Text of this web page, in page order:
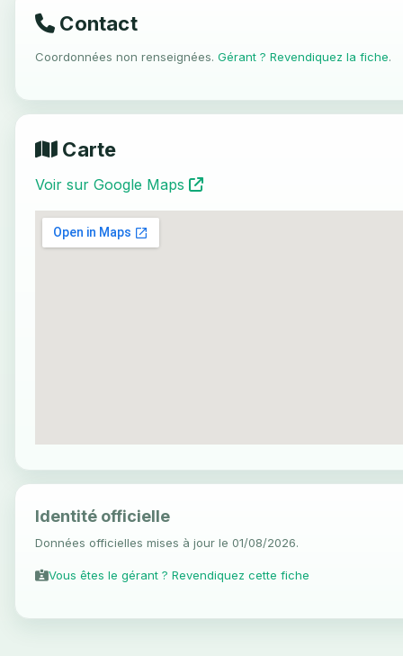
Contact
Coordonnées non renseignées. Gérant ? Revendiquez la fiche.
Carte
Voir sur Google Maps
Identité officielle
Données officielles mises à jour le 01/08/2026.
Vous êtes le gérant ? Revendiquez cette fiche